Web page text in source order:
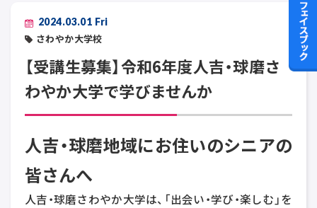
2024.03.01 Fri
さわやか大学校
【受講生募集】令和6年度人吉・球磨さ
わやか大学で学びませんか
人吉・球磨地域にお住いのシニアの
皆さんへ
人吉・球磨さわやか大学は、「出会い・学び・楽しむ」を